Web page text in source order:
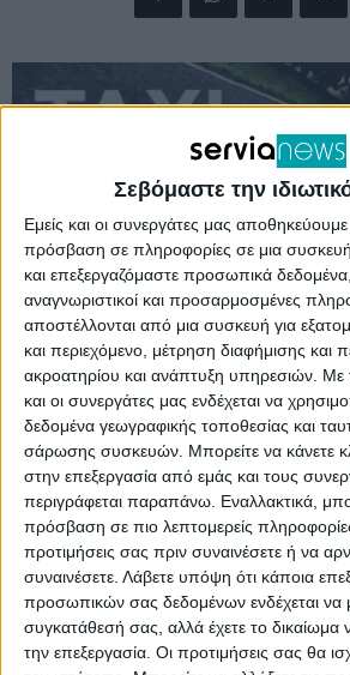
Σεβόμαστε την
Εμείς και οι συνεργάτες μας
πρόσβαση σε πληροφορίες σε μια
και επεξεργαζόμαστε προσωπικά
αναγνωριστικοί και προσαρμοσμένες
αποστέλλονται από μια συσκευή για
και περιεχόμενο, μέτρηση διαφήμισης και
ακροατηρίου και ανάπτυξη υπηρεσιών. Με
και οι συνεργάτες μας ενδέχεται να
δεδομένα γεωγραφικής τοποθεσίας και
σάρωσης συσκευών. Μπορείτε να κάνετε
στην επεξεργασία από εμάς και τους
περιγράφεται παραπάνω. Εναλλακτικά,
πρόσβαση σε πιο λεπτομερείς πληροφορίες
προτιμήσεις σας πριν συναινέσετε ή να
συναινέσετε. Λάβετε υπόψη ότι κάποια
προσωπικών σας δεδομένων ενδέχεται να
συγκατάθεσή σας, αλλά έχετε το δικαίωμα
την επεξεργασία. Οι προτιμήσεις σας θα
Τέσσερις έγιναν οι Ειδικοί
επικουρούν τον Δήµαρχο
Ελευθερίου κατά την άσκηση
του. Συγκεκριμένα, ο Δήμος
στην πρόσληψη της Βελισσάρη
Χρήστου του κλάδου ΠΕ
ειδικότητας ΠΕ Πολιτικών